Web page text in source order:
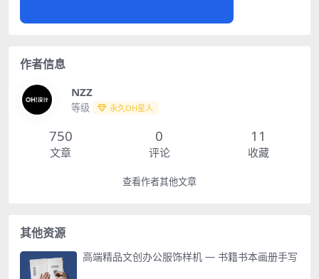
作者信息
NZZ
等级 永久OH星人
750
文章
0
评论
11
收藏
查看作者其他文章
其他资源
高端精品文创办公服饰样机 — 书籍书本画册手写